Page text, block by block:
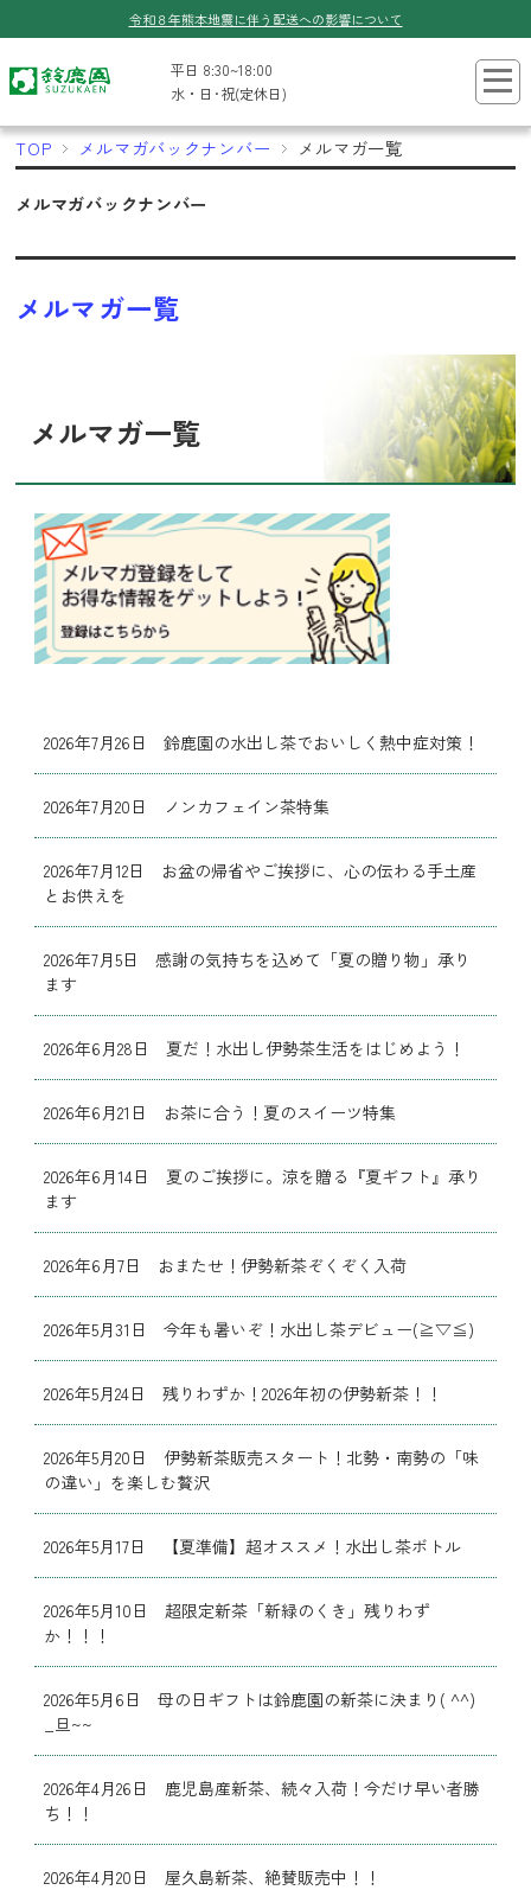
令和８年熊本地震に伴う配送への影響について
平日 8:30~18:00
水・日･祝(定休日)
TOP メルマガバックナンバー メルマガ一覧
メルマガバックナンバー
メルマガ一覧
メルマガ一覧
2026年7月26日 鈴鹿園の水出し茶でおいしく熱中症対策！
2026年7月20日 ノンカフェイン茶特集
2026年7月12日 お盆の帰省やご挨拶に、心の伝わる手土産
とお供えを
2026年7月5日 感謝の気持ちを込めて「夏の贈り物」承り
ます
2026年6月28日 夏だ！水出し伊勢茶生活をはじめよう！
2026年6月21日 お茶に合う！夏のスイーツ特集
2026年6月14日 夏のご挨拶に。涼を贈る『夏ギフト』承り
ます
2026年6月7日 おまたせ！伊勢新茶ぞくぞく入荷
2026年5月31日 今年も暑いぞ！水出し茶デビュー(≧▽≦)
2026年5月24日 残りわずか！2026年初の伊勢新茶！！
2026年5月20日 伊勢新茶販売スタート！北勢・南勢の「味
の違い」を楽しむ贅沢
2026年5月17日 【夏準備】超オススメ！水出し茶ボトル
2026年5月10日 超限定新茶「新緑のくき」残りわず
か！！！
2026年5月6日 母の日ギフトは鈴鹿園の新茶に決まり( ^^)
_旦~~
2026年4月26日 鹿児島産新茶、続々入荷！今だけ早い者勝
ち！！
2026年4月20日 屋久島新茶、絶賛販売中！！